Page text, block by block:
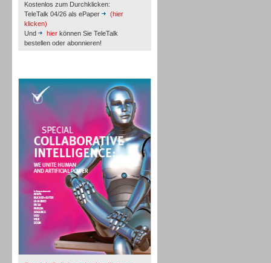
Kostenlos zum Durchklicken:
TeleTalk 04/26 als ePaper
(hier
klicken)
Und
hier können Sie TeleTalk
bestellen oder abonnieren!
Personal
Inbound